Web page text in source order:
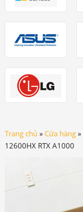
Trang chủ » Cửa hàng »
12600HX RTX A1000